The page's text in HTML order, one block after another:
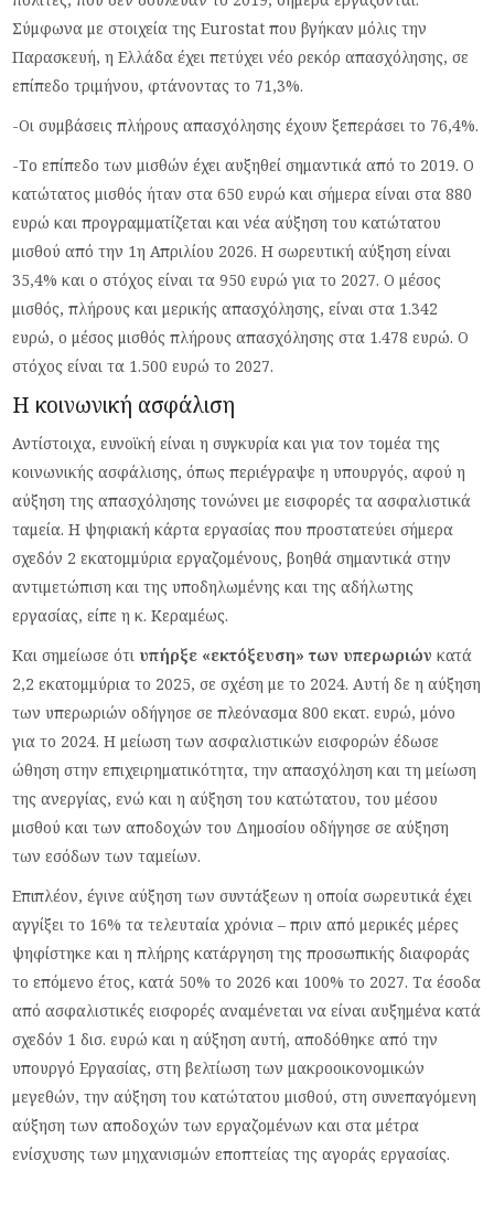
Σύμφωνα με στοιχεία της Eurostat που βγήκαν μόλις την
Παρασκευή, η Ελλάδα έχει πετύχει νέο ρεκόρ απασχόλησης, σε
επίπεδο τριμήνου, φτάνοντας το 71,3%.
-Οι συμβάσεις πλήρους απασχόλησης έχουν ξεπεράσει το 76,4%.
-Το επίπεδο των μισθών έχει αυξηθεί σημαντικά από το 2019. Ο
κατώτατος μισθός ήταν στα 650 ευρώ και σήμερα είναι στα 880
ευρώ και προγραμματίζεται και νέα αύξηση του κατώτατου
μισθού από την 1η Απριλίου 2026. Η σωρευτική αύξηση είναι
35,4% και ο στόχος είναι τα 950 ευρώ για το 2027. Ο μέσος
μισθός, πλήρους και μερικής απασχόλησης, είναι στα 1.342
ευρώ, ο μέσος μισθός πλήρους απασχόλησης στα 1.478 ευρώ. Ο
στόχος είναι τα 1.500 ευρώ το 2027.
Η κοινωνική ασφάλιση
Αντίστοιχα, ευνοϊκή είναι η συγκυρία και για τον τομέα της
κοινωνικής ασφάλισης, όπως περιέγραψε η υπουργός, αφού η
αύξηση της απασχόλησης τονώνει με εισφορές τα ασφαλιστικά
ταμεία. Η ψηφιακή κάρτα εργασίας που προστατεύει σήμερα
σχεδόν 2 εκατομμύρια εργαζομένους, βοηθά σημαντικά στην
αντιμετώπιση και της υποδηλωμένης και της αδήλωτης
εργασίας, είπε η κ. Κεραμέως.
Και σημείωσε ότιυπήρξε «εκτόξευση» των υπερωριών κατά
2,2 εκατομμύρια το 2025, σε σχέση με το 2024. Αυτή δε η αύξηση
των υπερωριών οδήγησε σε πλεόνασμα 800 εκατ. ευρώ, μόνο
για το 2024. Η μείωση των ασφαλιστικών εισφορών έδωσε
ώθηση στην επιχειρηματικότητα, την απασχόληση και τη μείωση
της ανεργίας, ενώ και η αύξηση του κατώτατου, του μέσου
μισθού και των αποδοχών του Δημοσίου οδήγησε σε αύξηση
των εσόδων των ταμείων.
Επιπλέον, έγινε αύξηση των συντάξεων η οποία σωρευτικά έχει
αγγίξει το 16% τα τελευταία χρόνια – πριν από μερικές μέρες
ψηφίστηκε και η πλήρης κατάργηση της προσωπικής διαφοράς
το επόμενο έτος, κατά 50% το 2026 και 100% το 2027. Τα έσοδα
από ασφαλιστικές εισφορές αναμένεται να είναι αυξημένα κατά
σχεδόν 1 δισ. ευρώ και η αύξηση αυτή, αποδόθηκε από την
υπουργό Εργασίας, στη βελτίωση των μακροοικονομικών
μεγεθών, την αύξηση του κατώτατου μισθού, στη συνεπαγόμενη
αύξηση των αποδοχών των εργαζομένων και στα μέτρα
ενίσχυσης των μηχανισμών εποπτείας της αγοράς εργασίας.